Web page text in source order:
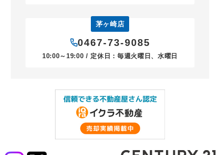
茅ヶ崎店
0467-73-9085
10:00～19:00 / 定休日：毎週火曜日、水曜日